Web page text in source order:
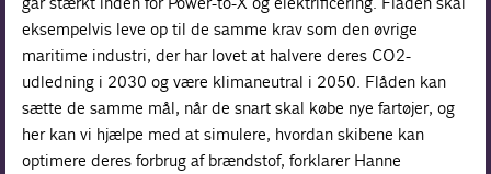
eksempelvis leve op til de samme krav som den øvrige
maritime industri, der har lovet at halvere deres CO2-
udledning i 2030 og være klimaneutral i 2050. Flåden kan
sætte de samme mål, når de snart skal købe nye fartøjer, og
her kan vi hjælpe med at simulere, hvordan skibene kan
optimere deres forbrug af brændstof, forklarer Hanne